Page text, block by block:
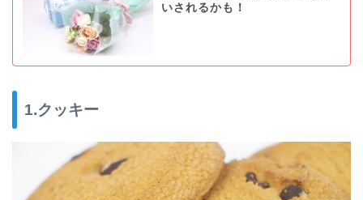
いされるかも！
1.クッキー